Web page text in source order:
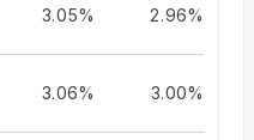
3.05% 2.96%
3.06% 3.00%